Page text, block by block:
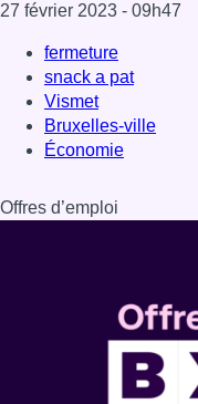
27 février 2023 - 09h47
fermeture
snack a pat
Vismet
Bruxelles-ville
Économie
Offres d’emploi